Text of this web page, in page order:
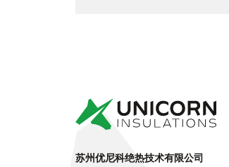
苏州优尼科绝热技术有限公司